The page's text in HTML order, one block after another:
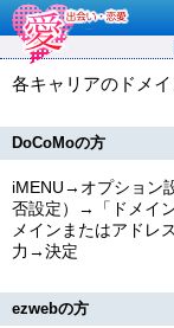
各キャリアのドメ
DoCoMoの方
iMENU→オプション
否設定）→「ドメイ
メインまたはアドレ
力→決定
ezwebの方